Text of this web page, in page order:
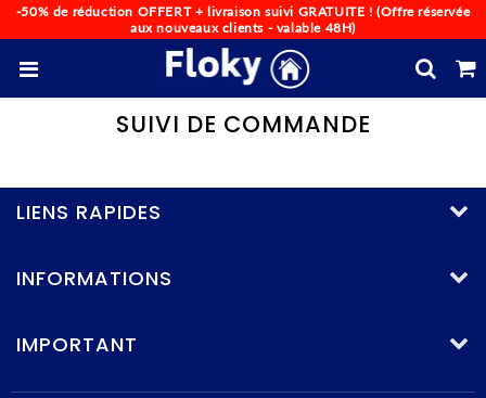
-50% de réduction OFFERT + livraison suivi GRATUITE ! (Offre réservée
aux nouveaux clients - valable 48H)
SUIVI DE COMMANDE
LIENS RAPIDES
INFORMATIONS
IMPORTANT